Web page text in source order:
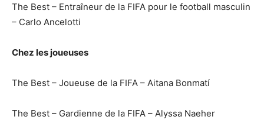
The Best – Entraîneur de la FIFA pour le football masculin
– Carlo Ancelotti
Chez les joueuses
The Best – Joueuse de la FIFA – Aitana Bonmatí
The Best – Gardienne de la FIFA – Alyssa Naeher